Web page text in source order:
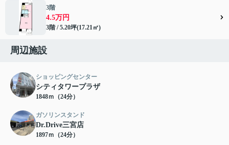
3階
4.5万円
3階 / 5.20坪(17.21㎡)
周辺施設
ショッピングセンター
シティタワープラザ
1848ｍ（24分）
ガソリンスタンド
Dr.Drive三宮店
1897ｍ（24分）